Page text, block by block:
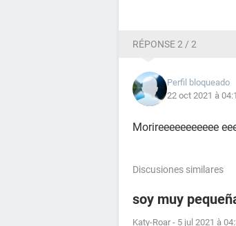
RÉPONSE 2 / 2
Perfil bloqueado
22 oct 2021 à
Morireeeeeeeeeee
Discusiones similares
soy muy
Katy-Roar - 5 jul 2021 à